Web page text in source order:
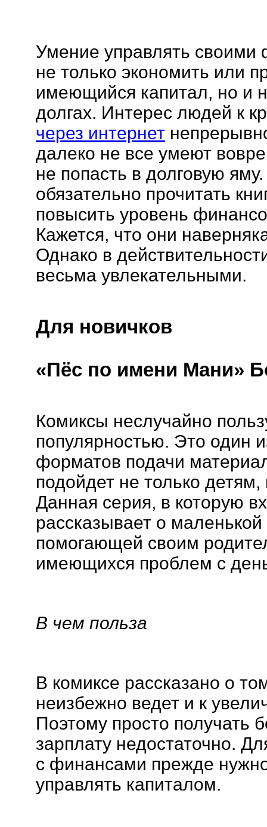
Умение управлять своими
не только экономить или
имеющийся капитал, но и
долгах. Интерес людей к
через интернет
далеко не все умеют
не попасть в долговую
обязательно прочитать
повысить уровень
Кажется, что они
Однако в
весьма увлекательными.
Для новичков
«Пёс по имени Мани»
Комиксы неслучайно
популярностью. Это один
форматов подачи
подойдет не только
Данная серия, в которую
рассказывает о маленькой
помогающей своим
имеющихся проблем с
В чем польза
В комиксе рассказано о
неизбежно ведет и к
Поэтому просто получать
зарплату недостаточно.
с финансами прежде
управлять капиталом.